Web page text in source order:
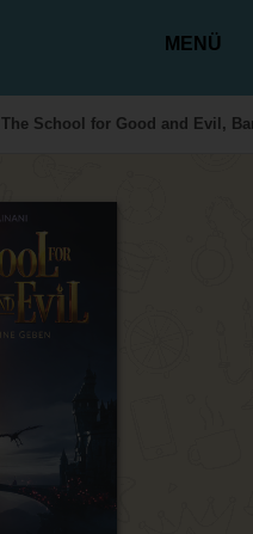
MENÜ
The School for Good and Evil,